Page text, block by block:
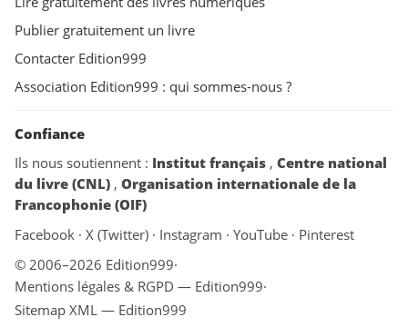
Publier gratuitement un livre
Contacter Edition999
Association Edition999 : qui sommes-nous ?
Confiance
Ils nous soutiennent : Institut français , Centre national
du livre (CNL) , Organisation internationale de la
Francophonie (OIF)
Facebook · X (Twitter) · Instagram · YouTube · Pinterest
© 2006–2026 Edition999·
Mentions légales & RGPD — Edition999·
Sitemap XML — Edition999